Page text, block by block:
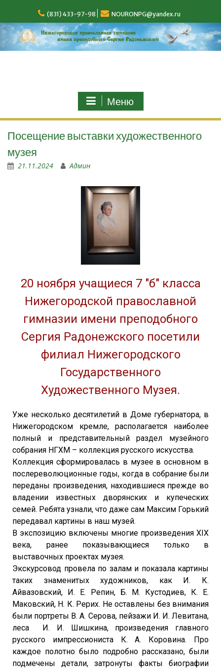
(831) 433-97-98 NOURONPG@yandex.ru
Меню
Посещение выставки художественного
музея
21.11.2024 Админ
20 ноября учащиеся 7 "б" класса
Нижегородской православной
гимназии имени преподобного
Сергия Радонежского посетили
филиал Нижегородского
Государственного
Художественного Музея.
Уже несколько десятилетий в Доме губернатора, в
Нижегородском кремле, располагается наиболее
полный и представительный раздел музейного
собрания НГХМ – коллекция русского искусства.
Коллекция сформировалась в музее в основном в
послереволюционные годы, когда в собрание были
переданы произведения, находившиеся прежде во
владении известных дворянских и купеческих
семей. Ребята узнали, что даже сам Максим Горький
передавал картины в наш музей.
В экспозицию включены многие произведения XIX
века, ранее показывающиеся только в
выставочных проектах музея.
Экскурсовод провела по залам и показала картины
таких знаменитых художников, как И. К.
Айвазовский, И. Е. Репин, Б. М. Кустодиев, К. Е.
Маковский, Н. К. Рерих. Не оставлены без внимания
были портреты В. А. Серова, пейзажи И. И. Левитана,
леса И. И. Шишкина, произведения главного
русского импрессиониста К. А. Коровина. Про
каждое полотно было подробно рассказано, были
подмечены детали, затронуты факты биографии